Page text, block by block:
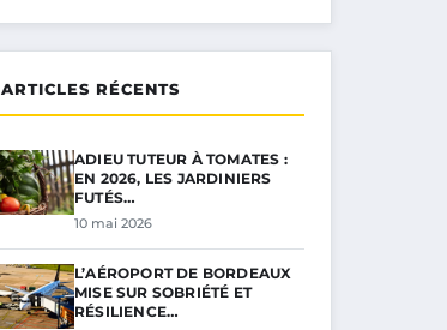
ARTICLES RÉCENTS
ADIEU TUTEUR À TOMATES :
EN 2026, LES JARDINIERS
FUTÉS…
10 mai 2026
L’AÉROPORT DE BORDEAUX
MISE SUR SOBRIÉTÉ ET
RÉSILIENCE…